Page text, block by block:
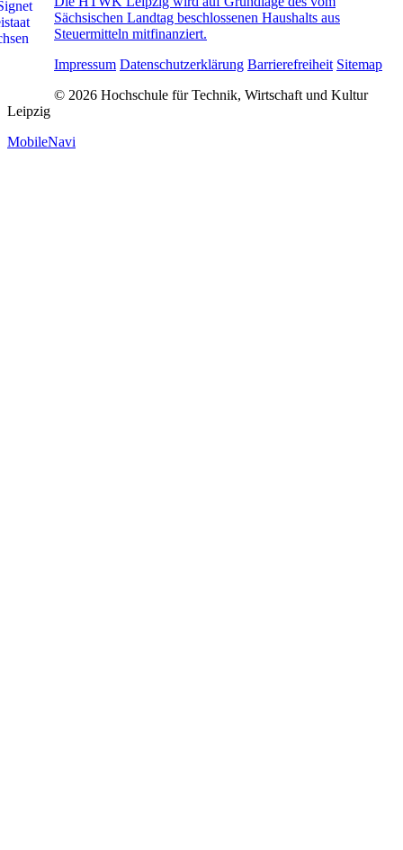
Sächsischen Landtag beschlossenen Haushalts aus
Steuermitteln mitfinanziert.
Impressum Datenschutzerklärung Barrierefreiheit Sitemap
© 2026 Hochschule für Technik, Wirtschaft und Kultur
Leipzig
MobileNavi